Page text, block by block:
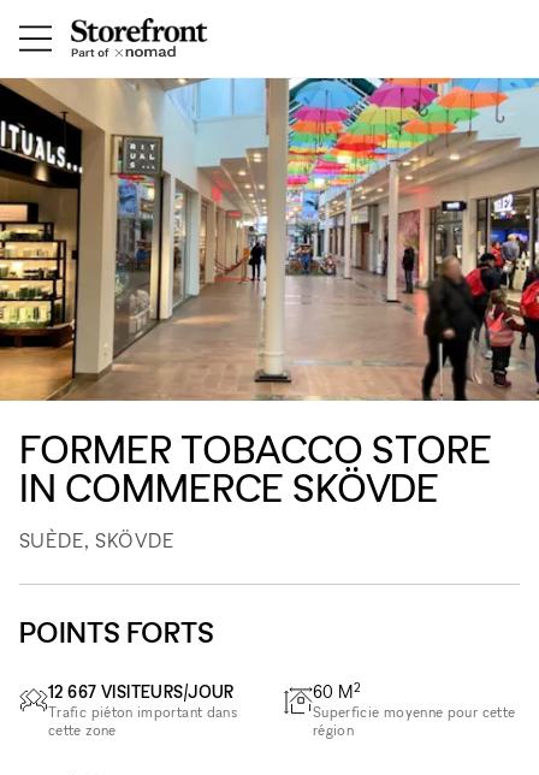
FORMER TOBACCO STORE
IN COMMERCE SKÖVDE
SUÈDE, SKÖVDE
POINTS FORTS
12 667 VISITEURS/JOUR
Trafic piéton important dans
cette zone
60 M2
Superficie moyenne pour cette
région